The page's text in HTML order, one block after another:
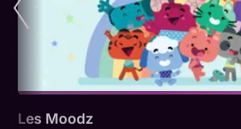
Les Moodz